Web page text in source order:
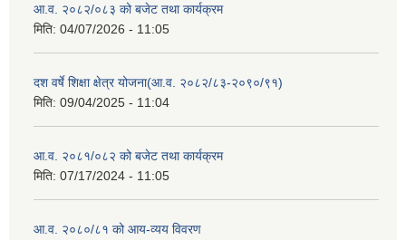
आ.व. २०८२/०८३ को बजेट तथा कार्यक्रम
मिति: 04/07/2026 - 11:05
दश वर्षे शिक्षा क्षेत्र योजना(आ.व. २०८२/८३-२०९०/९१)
मिति: 09/04/2025 - 11:04
आ.व. २०८१/०८२ को बजेट तथा कार्यक्रम
मिति: 07/17/2024 - 11:05
आ.व. २०८०/८१ को आय-व्यय विवरण